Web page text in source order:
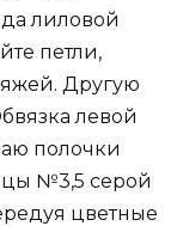
лиловой
петли,
Другую
левой
полочки
№3,5 серой
цветные